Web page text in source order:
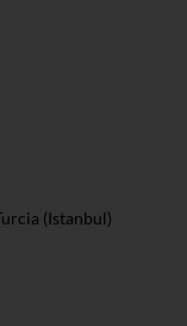
(Istanbul)